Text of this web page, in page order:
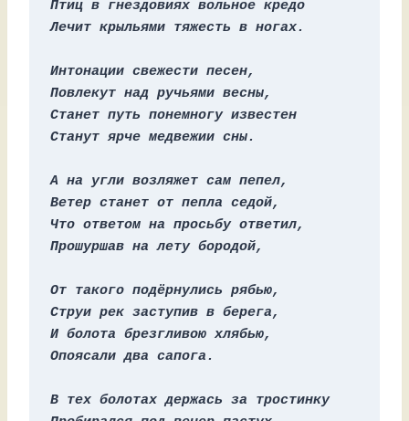
Птиц в гнездовиях вольное кредо
Лечит крыльями тяжесть в ногах.
Интонации свежести песен,
Повлекут над ручьями весны,
Станет путь понемногу известен
Станут ярче медвежии сны.
А на угли возляжет сам пепел,
Ветер станет от пепла седой,
Что ответом на просьбу ответил,
Прошуршав на лету бородой,
От такого подёрнулись рябью,
Струи рек заступив в берега,
И болота брезгливою хлябью,
Опоясали два сапога.
В тех болотах держась за тростинку